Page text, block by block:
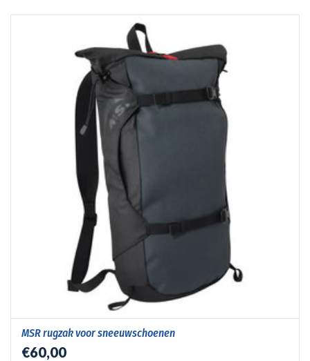
MSR rugzak voor sneeuwschoenen
€60,00